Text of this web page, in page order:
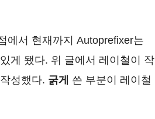
에서 현재까지 Autoprefixer는
게 됐다. 위 글에서 레이철이 작
성했다. 굵게
쓴 부분이 레이철